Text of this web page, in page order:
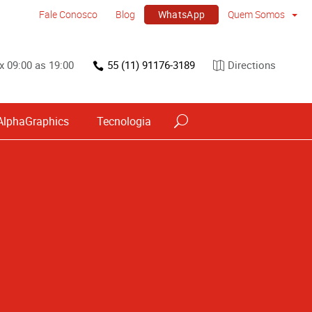
Fale Conosco Blog WhatsApp Quem Somos
09:00 as 19:00 55 (11) 91176-3189 Directions
Tecnologia